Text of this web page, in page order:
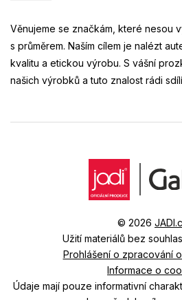
Věnujeme se značkám, které nesou
s průměrem. Naším cílem je nalézt
kvalitu a etickou výrobu. S vášní
našich výrobků a tuto znalost rádi
© 2026
Užití materiálů bez
Prohlášení o zpracování
Informace o
Údaje mají pouze informativní